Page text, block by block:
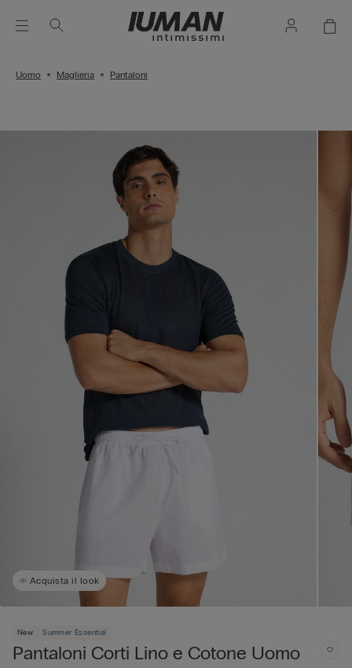
Uomo Maglieria Pantaloni
Acquista il look
New Summer Essential
Pantaloni Corti Lino e Cotone Uomo